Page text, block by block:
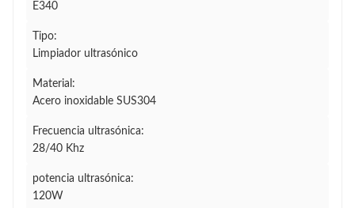
E340
Tipo:
Limpiador ultrasónico
Material:
Acero inoxidable SUS304
Frecuencia ultrasónica:
28/40 Khz
potencia ultrasónica:
120W